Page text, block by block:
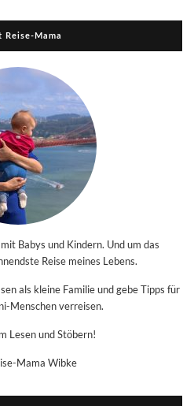
Reise-Mama
Babys und Kindern. Und um das
Reise meines Lebens.
als kleine Familie und gebe Tipps für
Menschen verreisen.
Lesen und Stöbern!
Mama Wibke